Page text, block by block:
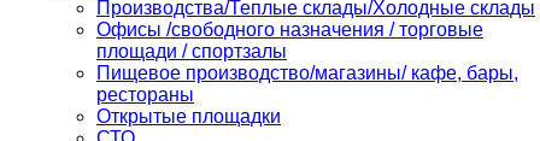
Производства/Теплые склады/Холодные склады
Офисы /свободного назначения / торговые
площади / спортзалы
Пищевое производство/магазины/ кафе, бары,
рестораны
Открытые площадки